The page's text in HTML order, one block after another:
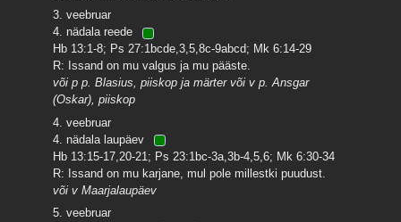
3. veebruar
4. nädala reede
Hb 13:1-8; Ps 27:1bcde,3,5,8c-9abcd; Mk 6:14-29
R: Issand on mu valgus ja mu pääste.
või p p. Blasius, piiskop ja märter või v p. Ansgar
(Oskar), piiskop
4. veebruar
4. nädala laupäev
Hb 13:15-17,20-21; Ps 23:1bc-3a,3b-4,5,6; Mk 6:30-34
R: Issand on mu karjane, mul pole millestki puudust.
või v Maarjalaupäev
5. veebruar